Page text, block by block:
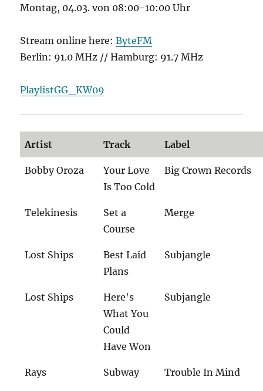
Montag, 04.03. von 08:00-10:00 Uhr
Stream online here:ByteFM
Berlin: 91.0 MHz // Hamburg: 91.7 MHz
PlaylistGG_KW09
Artist Track Label
Bobby Oroza
Your Love
Is Too Cold
Big Crown Records
Telekinesis
Set a
Course
Merge
Lost Ships
Best Laid
Plans
Subjangle
Lost Ships
Here's
What You
Could
Have Won
Subjangle
Rays Subway Trouble In Mind